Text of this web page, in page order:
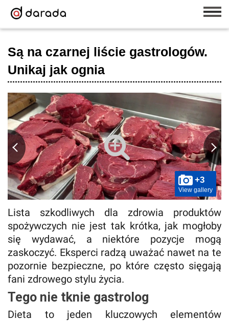
Są na czarnej liście gastrologów.
Unikaj jak ognia
+3
View gallery
Lista szkodliwych dla zdrowia produktów
spożywczych nie jest tak krótka, jak mogłoby
się wydawać, a niektóre pozycje mogą
zaskoczyć. Eksperci radzą uważać nawet na te
pozornie bezpieczne, po które często sięgają
fani zdrowego stylu życia.
Tego nie tknie gastrolog
Dieta to jeden kluczowych elementów